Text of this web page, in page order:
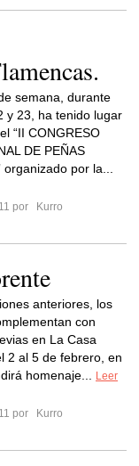
semana, durante
y 23, ha tenido lugar
“II CONGRESO
DE PEÑAS
organizado por la...
por
Kurro
anteriores, los
con
en La Casa
2 al 5 de febrero, en
homenaje...
Leer
por
Kurro